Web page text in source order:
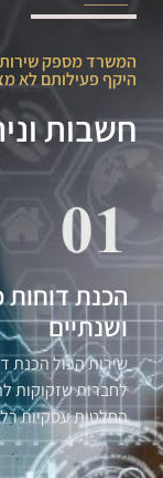
המשרד מספק
היקף פעילותם לא
חשבות
הכנת דוחות
ושנתיים
שירות הכול הכנת
לחברות שזקוקות
החלטות עסקיות